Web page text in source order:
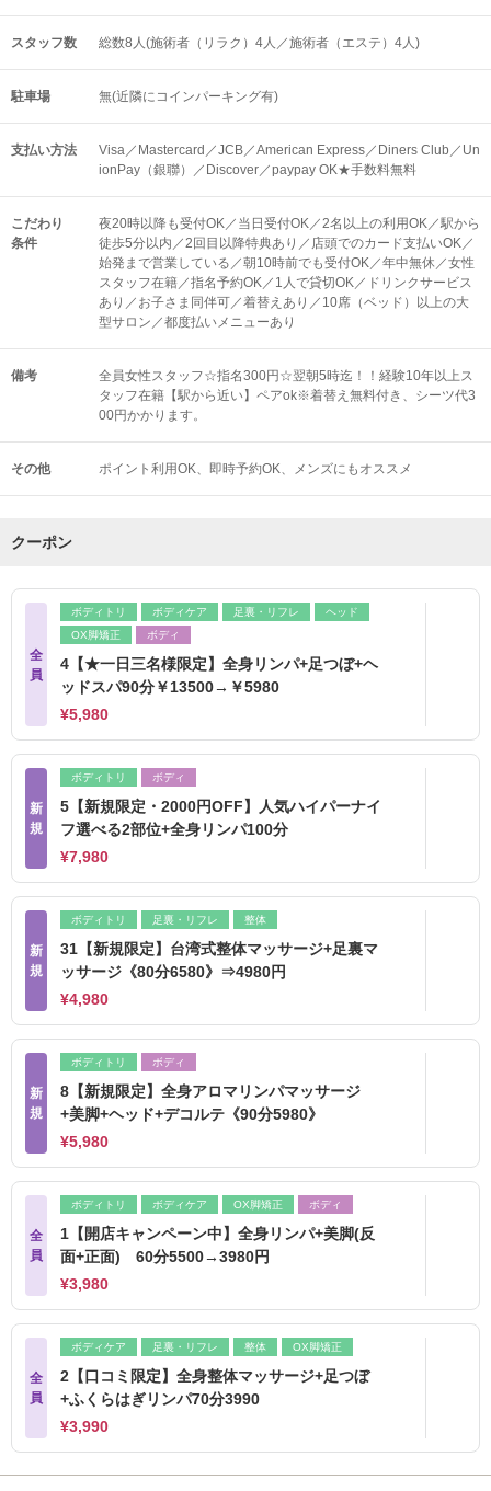
スタッフ数 総数8人(施術者（リラク）4人／施術者（エステ）4人)
駐車場 無(近隣にコインパーキング有)
支払い方法
Visa／Mastercard／JCB／American Express／Diners Club／Un
ionPay（銀聯）／Discover／paypay OK★手数料無料
こだわり
条件
夜20時以降も受付OK／当日受付OK／2名以上の利用OK／駅から
徒歩5分以内／2回目以降特典あり／店頭でのカード支払いOK／
始発まで営業している／朝10時前でも受付OK／年中無休／女性
スタッフ在籍／指名予約OK／1人で貸切OK／ドリンクサービス
あり／お子さま同伴可／着替えあり／10席（ベッド）以上の大
型サロン／都度払いメニューあり
備考
全員女性スタッフ☆指名300円☆翌朝5時迄！！経験10年以上ス
タッフ在籍【駅から近い】ペアok※着替え無料付き、シーツ代3
00円かかります。
その他 ポイント利用OK 即時予約OK メンズにもオススメ
クーポン
全
員
ボディトリ ボディケア 足裏・リフレ
ヘッド
OX脚矯正
ボディ
4【★一日三名様限定】全身リンパ+足つぼ+ヘ
ッドスパ90分￥13500→￥5980
¥5,980
新
規
ボディトリ ボディ
5【新規限定・2000円OFF】人気ハイパーナイ
フ選べる2部位+全身リンパ100分
¥7,980
新
規
ボディトリ 足裏・リフレ 整体
31【新規限定】台湾式整体マッサージ+足裏マ
ッサージ《80分6580》⇒4980円
¥4,980
新
規
ボディトリ ボディ
8【新規限定】全身アロマリンパマッサージ
+美脚+ヘッド+デコルテ《90分5980》
¥5,980
全
員
ボディトリ ボディケア OX脚矯正 ボディ
1【開店キャンペーン中】全身リンパ+美脚(反
面+正面) 60分5500→3980円
¥3,980
全
員
ボディケア 足裏・リフレ 整体 OX脚矯正
2【口コミ限定】全身整体マッサージ+足つぼ
+ふくらはぎリンパ70分3990
¥3,990